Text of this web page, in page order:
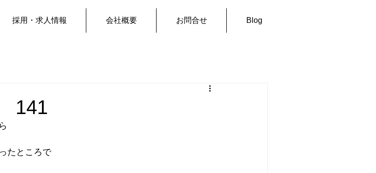
採用・求人情報 会社概要 お問合せ Blog
141
たところで